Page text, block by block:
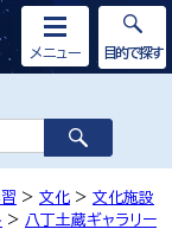
メニュー 目的で探す
> 文化 > 文化施設
> 八丁土蔵ギャラリー